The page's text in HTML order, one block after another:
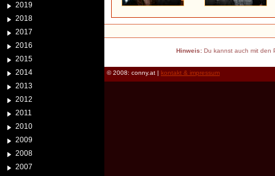
2019
2018
2017
2016
2015
2014
2013
2012
2011
2010
2009
2008
2007
Hinweis:Du kannst auch mit den
© 2008: conny.at | kontakt & impressum